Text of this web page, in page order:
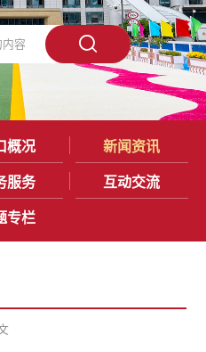
概况 新闻资讯
服务 互动交流
专栏